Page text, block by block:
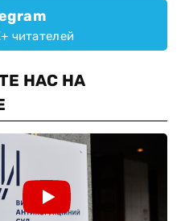
читателей
НАС НА